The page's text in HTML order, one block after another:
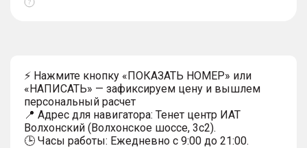
Показать
⚡ Нажмите кнопку «ПОКАЗАТЬ НОМЕР» или
«НАПИСАТЬ» — зафиксируем цену и вышлем
персональный расчет
📍 Адрес для навигатора: Тенет центр ИАТ
Волхонский (Волхонское шоссе, 3с2).
🕒 Часы работы: Ежедневно с 9:00 до 21:00.